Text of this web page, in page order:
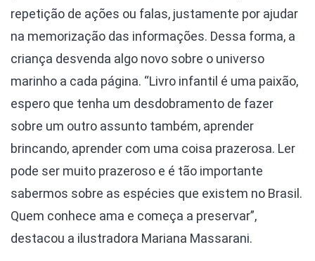
repetição de ações ou falas, justamente por ajudar
na memorização das informações. Dessa forma, a
criança desvenda algo novo sobre o universo
marinho a cada página. “Livro infantil é uma paixão,
espero que tenha um desdobramento de fazer
sobre um outro assunto também, aprender
brincando, aprender com uma coisa prazerosa. Ler
pode ser muito prazeroso e é tão importante
sabermos sobre as espécies que existem no Brasil.
Quem conhece ama e começa a preservar”,
destacou a ilustradora Mariana Massarani.